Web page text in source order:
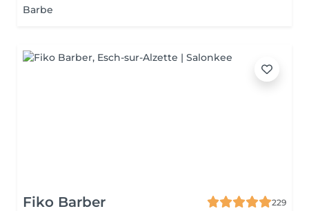
Barbe
Fiko Barber
229